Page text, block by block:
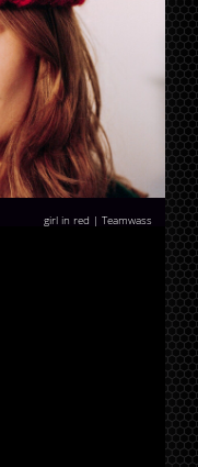
girl in red | Teamwass